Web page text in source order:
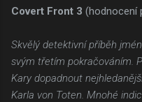
Covert Front 3 (hodnocení
Skvělý detektivní příběh
svým třetím pokračováním.
Kary dopadnout
Karla von Toten. Mnohé